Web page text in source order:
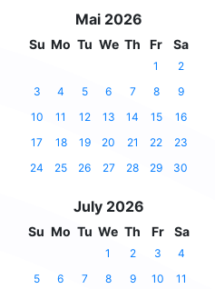
Mai 2026
Su Mo Tu We Th Fr Sa
1
2
3
4 5 6 7 8
9
10
11 12 13 14 15
16
17
18 19 20 21 22
23
24
25 26 27 28 29 30
July 2026
Su Mo Tu We Th Fr Sa
1 2 3
4
5
6 7 8 9 10
11